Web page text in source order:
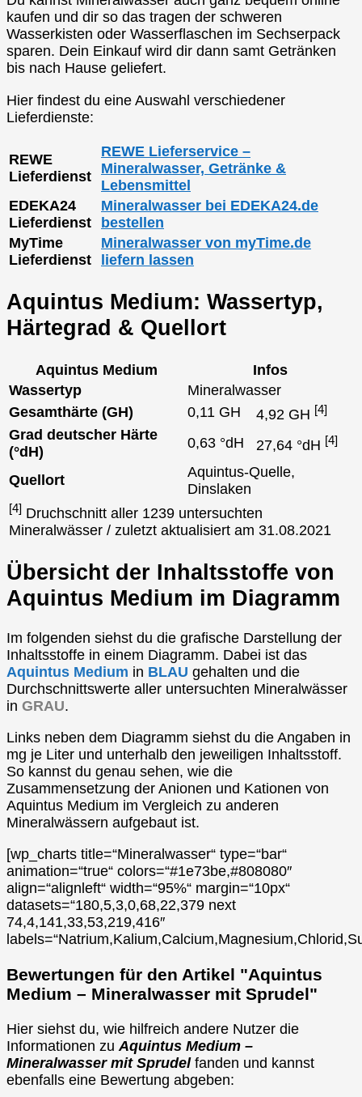
kaufen und dir so das tragen der schweren
Wasserkisten oder Wasserflaschen im Sechserpack
sparen. Dein Einkauf wird dir dann samt Getränken
bis nach Hause geliefert.
Hier findest du eine Auswahl verschiedener
Lieferdienste:
REWE
Lieferdienst
REWE Lieferservice –
Mineralwasser, Getränke &
Lebensmittel
EDEKA24
Lieferdienst
Mineralwasser bei EDEKA24.de
bestellen
MyTime
Lieferdienst
Mineralwasser von myTime.de
liefern lassen
Aquintus Medium: Wassertyp,
Härtegrad & Quellort
Aquintus Medium
Infos
Wassertyp
Mineralwasser
Gesamthärte (GH)
0,11 GH 4,92 GH [4]
Grad deutscher Härte
(°dH)
0,63 °dH 27,64 °dH [4]
Quellort
Aquintus-Quelle,
Dinslaken
[4] Druchschnitt aller 1239 untersuchten
Mineralwässer / zuletzt aktualisiert am 31.08.2021
Übersicht der Inhaltsstoffe von
Aquintus Medium im Diagramm
Im folgenden siehst du die grafische Darstellung der
Inhaltsstoffe in einem Diagramm. Dabei ist das
Aquintus Medium in BLAU gehalten und die
Durchschnittswerte aller untersuchten Mineralwässer
in GRAU.
Links neben dem Diagramm siehst du die Angaben in
mg je Liter und unterhalb den jeweiligen Inhaltsstoff.
So kannst du genau sehen, wie die
Zusammensetzung der Anionen und Kationen von
Aquintus Medium im Vergleich zu anderen
Mineralwässern aufgebaut ist.
[wp_charts title=“Mineralwasser“ type=“bar“
animation=“true“ colors=“#1e73be,#808080″
align=“alignleft“ width=“95%“ margin=“10px“
datasets=“180,5,3,0,68,22,379 next
74,4,141,33,53,219,416″
Bewertungen für den Artikel "Aquintus
Medium – Mineralwasser mit Sprudel"
Hier siehst du, wie hilfreich andere Nutzer die
Informationen zuAquintus Medium –
Mineralwasser mit Sprudelfanden und kannst
ebenfalls eine Bewertung abgeben: